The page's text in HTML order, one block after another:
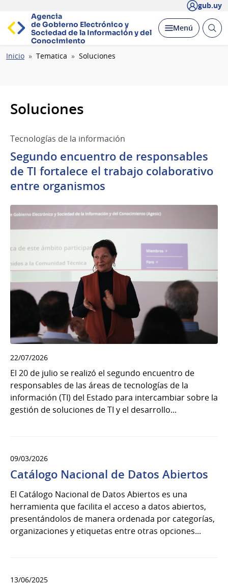
gub.uy
Agencia
de Gobierno Electrónico y
Sociedad de la Información y del
Conocimiento
Desplegar
Menú Abrir
Ruta
Inicio Tematica Soluciones
Soluciones
Tecnologías de la información
Segundo encuentro de responsables
de TI fortalece el trabajo colaborativo
entre organismos
22/07/2026
El 20 de julio se realizó el segundo encuentro de
responsables de las áreas de tecnologías de la
información (TI) del Estado para intercambiar sobre la
gestión de soluciones de TI y el desarrollo...
09/03/2026
Catálogo Nacional de Datos Abiertos
El Catálogo Nacional de Datos Abiertos es una
herramienta que facilita el acceso a datos abiertos,
presentándolos de manera ordenada por categorías,
organizaciones y etiquetas entre otras opciones...
13/06/2025